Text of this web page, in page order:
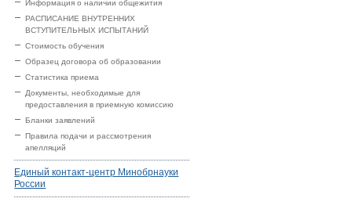
Информация о наличии общежития
РАСПИСАНИЕ ВНУТРЕННИХ
ВСТУПИТЕЛЬНЫХ ИСПЫТАНИЙ
Стоимость обучения
Образец договора об образовании
Статистика приема
Документы, необходимые для
предоставления в приемную комиссию
Бланки заявлений
Правила подачи и рассмотрения
апелляций
Единый контакт-центр Минобрнауки
России